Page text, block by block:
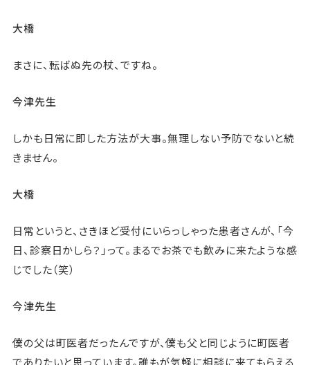
大橋
まさに、転ばぬ先の杖、ですね。
今津先生
しかも日常に即した方法が大事。無理しない予防でないと続
きません。
大橋
日常というと、さきほど受付にいらっしゃった患者さんが、「今
日、診察日かしら？」って。まるでお茶でも飲みに来たような感
じでした（笑）
今津先生
僕の父は町医者だったんですが、僕も父と同じように町医者